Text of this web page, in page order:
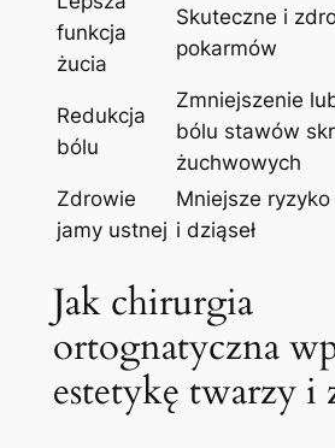
funkcja
żucia
Skuteczne i
pokarmów
Redukcja
bólu
Zmniejszenie
bólu stawów⁤
żuchwowych
Zdrowie
jamy ustnej
Mniejsze
i dziąseł
Jak⁢ chirurgia
ortognatyczna
⁣estetykę twarzy‌ i‌